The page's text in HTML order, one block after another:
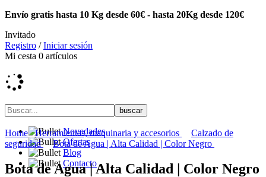
Envío gratis hasta 10 Kg desde 60€ - hasta 20Kg desde 120€
Invitado
Registro /Iniciar sesión
Mi cesta 0 artículos
Novedades
Ofertas
Blog
Contacto
Home Herramientas, maquinaria y accesorios
Calzado de
seguridad
Bota de Agua | Alta Calidad | Color Negro
Bota de Agua | Alta Calidad | Color Negro